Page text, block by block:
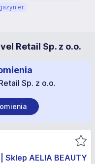
Retail Sp. z o.o.
Sp. z o.o.
AELIA BEAUTY